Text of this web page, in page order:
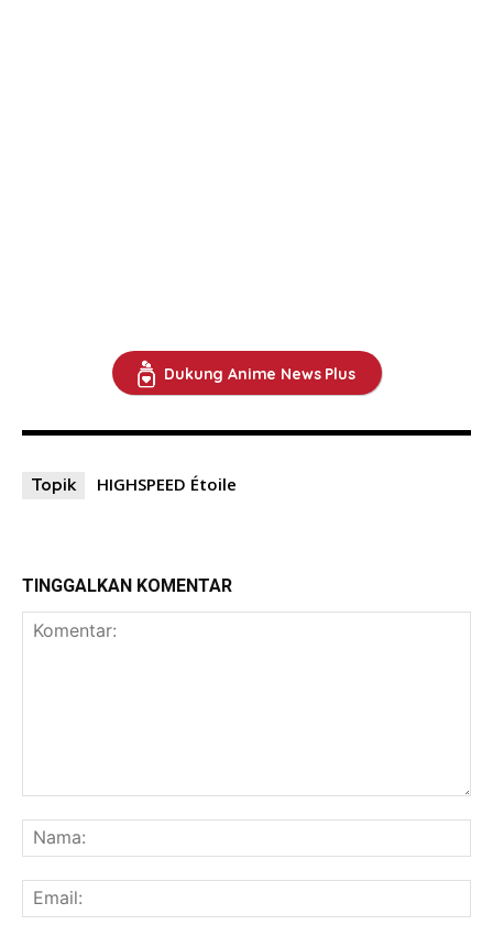
Dukung Anime News Plus
Topik HIGHSPEED Étoile
TINGGALKAN KOMENTAR